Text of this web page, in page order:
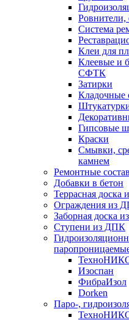
Cистема
Клеи для
Клеевые и
СФТК
Затирки
Кладочные
Гипсовые
Краски
Смывки,
камнем
Ремонтные
Добавки в бетон
Террасная доска
Ограждения из
Заборная доска
Ступени из ДПК
Изоспан
ФибраИзол
Dorken
Паро-,